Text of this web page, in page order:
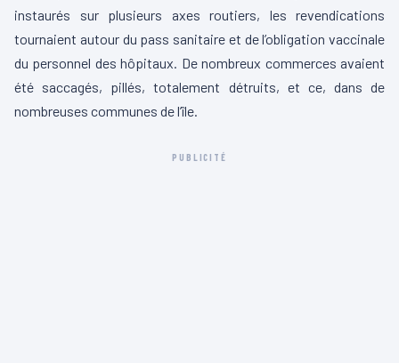
instaurés sur plusieurs axes routiers, les revendications
tournaient autour du pass sanitaire et de l’obligation vaccinale
du personnel des hôpitaux. De nombreux commerces avaient
été saccagés, pillés, totalement détruits, et ce, dans de
nombreuses communes de l’île.
PUBLICITÉ